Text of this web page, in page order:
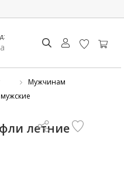
Мужчинам
летние